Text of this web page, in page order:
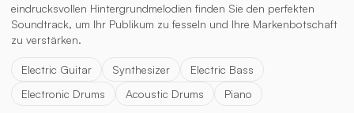
eindrucksvollen Hintergrundmelodien finden Sie den perfekten
Soundtrack, um Ihr Publikum zu fesseln und Ihre Markenbotschaft
zu verstärken.
Electric Guitar Synthesizer
Electric Bass
Electronic Drums
Acoustic Drums Piano